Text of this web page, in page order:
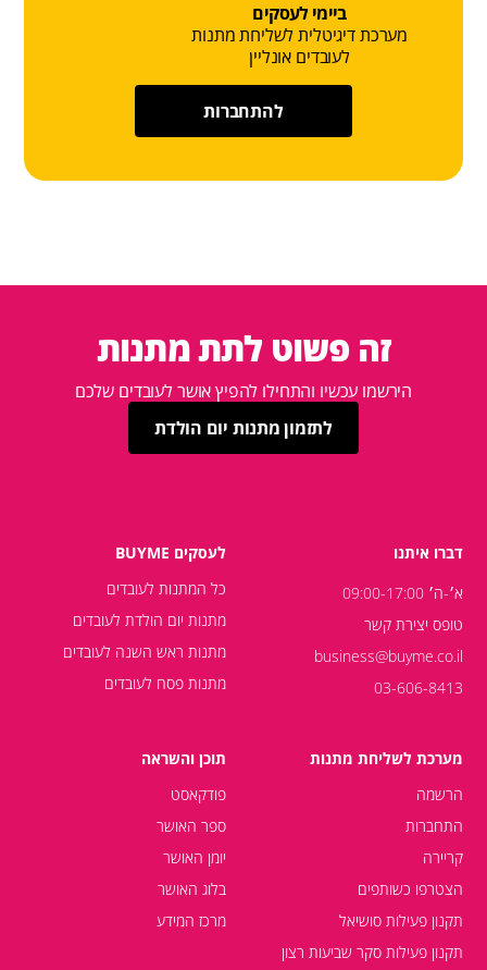
ביימי לעסקים
מערכת דיגיטלית לשליחת מתנות
לעובדים אונליין
להתחברות
זה פשוט לתת מתנות
הירשמו עכשיו והתחילו להפיץ אושר לעובדים שלכם
לתזמון מתנות יום הולדת
דברו איתנו
א׳-ה׳ 09:00-17:00
טופס יצירת קשר
business@buyme.co.il
03-606-8413
לעסקים BUYME
כל המתנות לעובדים
מתנות יום הולדת לעובדים
מתנות ראש השנה לעובדים
מתנות פסח לעובדים
מערכת לשליחת מתנות
הרשמה
התחברות
קריירה
הצטרפו כשותפים
תקנון פעילות סושיאל
תקנון פעילות סקר שביעות רצון
תוכן והשראה
פודקאסט
ספר האושר
יומן האושר
בלוג האושר
מרכז המידע